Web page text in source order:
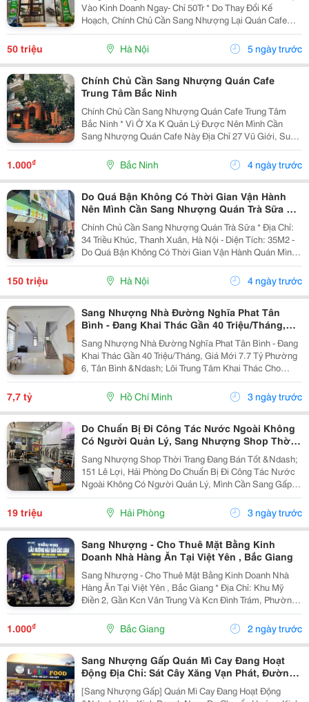
Vào Kinh Doanh Ngay- Chỉ 50Tr * Do Thay Đổi Kế
Hoạch, Chính Chủ Cần Sang Nhượng Lại Quán Cafe
Không Chung Chủ, Chỉ Việc Vào Kinh Doanh Ngay. *
Diện Tích: 35M2 + Máy Pha Cafe, Máy Xay Cafe, Máy...
50 triệu Hà Nội 5 ngày trước
Chính Chủ Cần Sang Nhượng Quán Cafe
Trung Tâm Bắc Ninh
Chính Chủ Cần Sang Nhượng Quán Cafe Trung Tâm
Bắc Ninh * Vì Ở Xa K Quản Lý Được Nên Mình Cần
Sang Nhượng Quán Cafe Này Địa Chỉ 27 Vũ Giới, Suối
Hoa, Bắc Ninh * Quán Đang Hoạt Động Ổn Định, Có Sẵn
Lượng Khách Quen. * Vị Trí Lô Góc Đẹp, Dễ Nhận...
1.000₫ Bắc Ninh 4 ngày trước
Do Quá Bận Không Có Thời Gian Vận Hành
Nên Mình Cần Sang Nhượng Quán Trà Sữa Tại
34 Triều Khúc, Hà Nội
Chính Chủ Cần Sang Nhượng Quán Trà Sữa * Địa Chỉ:
34 Triều Khúc, Thanh Xuân, Hà Nội - Diện Tích: 35M2 -
Do Quá Bận Không Có Thời Gian Vận Hành Quán Mình
Cần Sang Nhượng Lại Cho Bạn Nào Có Nhu Cầu Và
Đam Mê Kinh Doanh. - Quán Vẫn Đang Hoạt Động...
150 triệu Hà Nội 4 ngày trước
Sang Nhượng Nhà Đường Nghĩa Phat Tân
Bình - Đang Khai Thác Gần 40 Triệu/Tháng,
Giá Mới 7.7 Tỷ
Sang Nhượng Nhà Đường Nghĩa Phat Tân Bình - Đang
Khai Thác Gần 40 Triệu/Tháng, Giá Mới 7.7 Tỷ Phường
6, Tân Bình &Ndash; Lõi Trung Tâm Khai Thác Cho
Thuê Cực Tốt (Giáp Hoàng Văn Thụ &Ndash; Lê Văn Sỹ
&Ndash; Sân Bay Tân Sơn Nhất) 4.2 X 14M ...
7,7 tỷ Hồ Chí Minh 3 ngày trước
Do Chuẩn Bị Đi Công Tác Nước Ngoài Không
Có Người Quản Lý, Sang Nhượng Shop Thời
Trang Đang Bán Tốt Địa Chỉ: 151 Lê Lợi, Hải
Sang Nhượng Shop Thời Trang Đang Bán Tốt &Ndash;
151 Lê Lợi, Hải Phòng Do Chuẩn Bị Đi Công Tác Nước
Ngoài Không Có Người Quản Lý, Mình Cần Sang Gấp
Shop Quần Áo Mặt Tiền Đẹp &Ndash; Kinh Doanh Ngay
&Ndash; Có Sẵn Lượng Khách Ổn Định. Thông Tin...
19 triệu Hải Phòng 3 ngày trước
Sang Nhượng - Cho Thuê Mặt Bằng Kinh
Doanh Nhà Hàng Ăn Tại Việt Yên , Bắc Giang
Sang Nhượng - Cho Thuê Mặt Bằng Kinh Doanh Nhà
Hàng Ăn Tại Việt Yên , Bắc Giang * Địa Chỉ: Khu Mỹ
Điền 2, Gần Kcn Vân Trung Và Kcn Đình Trám, Phường
Nếnh, Tỉnh Bắc Ninh (Khu Việt Yên, Bắc Giang Cũ). *
Diện Tích : 75M2 - Mặt Tiền 4M - Mặt Bằng...
1.000₫ Bắc Giang 2 ngày trước
Sang Nhượng Gấp Quán Mì Cay Đang Hoạt
Động Địa Chỉ: Sát Cây Xăng Vạn Phát, Đường
Dt876, Xã Bình Trưng, Châu Thành, Tiền
[Sang Nhượng Gấp] Quán Mì Cay Đang Hoạt Động